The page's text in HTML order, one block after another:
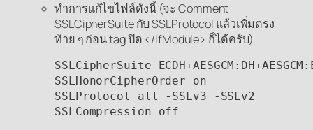
ทำการแก้ไขไฟล์ดังนี้ (จะ Comment
SSLCipherSuite กับ SSLProtocol แล้วเพิ่มตรง
ท้าย ๆ ก่อน tag ปิด </IfModule> ก็ได้ครับ)
SSLCipherSuite
SSLHonorCipherOrder on
SSLProtocol all -SSLv3 -SSLv2
SSLCompression off